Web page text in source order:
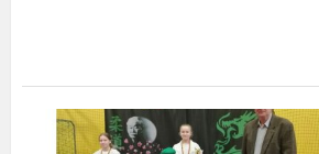
Sveikiname
Jurgį